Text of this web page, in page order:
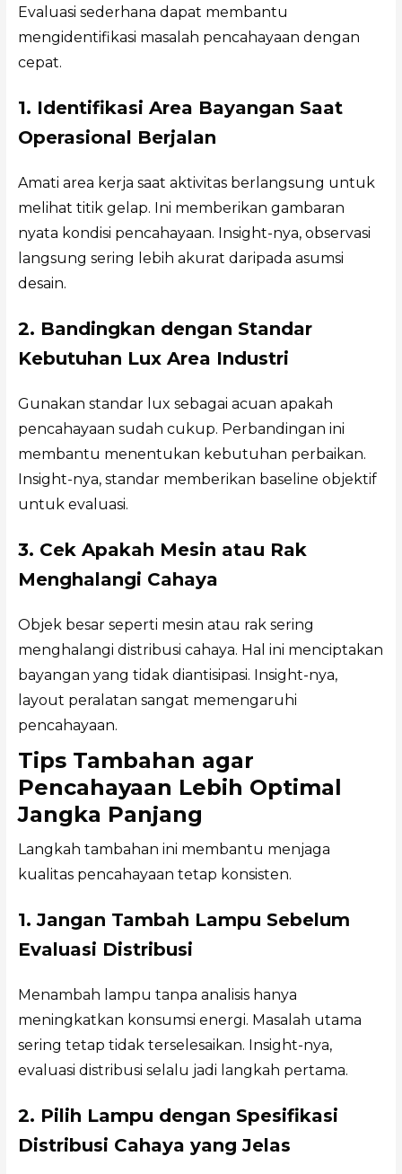
Evaluasi sederhana dapat membantu
mengidentifikasi masalah pencahayaan dengan
cepat.
1. Identifikasi Area Bayangan Saat
Operasional Berjalan
Amati area kerja saat aktivitas berlangsung untuk
melihat titik gelap. Ini memberikan gambaran
nyata kondisi pencahayaan. Insight-nya, observasi
langsung sering lebih akurat daripada asumsi
desain.
2. Bandingkan dengan Standar
Kebutuhan Lux Area Industri
Gunakan standar lux sebagai acuan apakah
pencahayaan sudah cukup. Perbandingan ini
membantu menentukan kebutuhan perbaikan.
Insight-nya, standar memberikan baseline objektif
untuk evaluasi.
3. Cek Apakah Mesin atau Rak
Menghalangi Cahaya
Objek besar seperti mesin atau rak sering
menghalangi distribusi cahaya. Hal ini menciptakan
bayangan yang tidak diantisipasi. Insight-nya,
layout peralatan sangat memengaruhi
pencahayaan.
Tips Tambahan agar
Pencahayaan Lebih Optimal
Jangka Panjang
Langkah tambahan ini membantu menjaga
kualitas pencahayaan tetap konsisten.
1. Jangan Tambah Lampu Sebelum
Evaluasi Distribusi
Menambah lampu tanpa analisis hanya
meningkatkan konsumsi energi. Masalah utama
sering tetap tidak terselesaikan. Insight-nya,
evaluasi distribusi selalu jadi langkah pertama.
2. Pilih Lampu dengan Spesifikasi
Distribusi Cahaya yang Jelas